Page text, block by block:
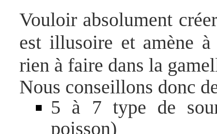
Vouloir absolument
est illusoire et amène
rien à faire dans la
Nous conseillons donc
5 à 7 type de
poisson)